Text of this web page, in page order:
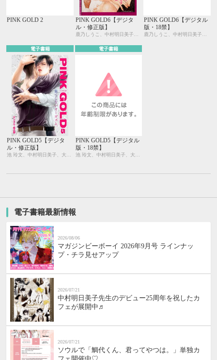
PINK GOLD 2
PINK GOLD6【デジタ
ル・修正版】
鹿乃しうこ、中村明日美子、こだか和麻、みなみ遥、せら、座裏屋蘭丸、さかもと麻乃、灰崎めじろ、柊みずか、卯陀喜ぴんぽん、相葉キョウコ、藤生
PINK GOLD6【デジタル
版・18禁】
鹿乃しうこ、中村明日美子、こだか和麻、みなみ遥、せら、座裏屋蘭丸、さかもと麻乃、灰崎めじろ、柊みずか、卯陀喜ぴんぽん、相葉キョウコ、藤生
電子書籍
PINK GOLD5【デジタ
ル・修正版】
電子書籍
PINK GOLD5【デジタル
版・18禁】
電子書籍最新情報
2026/08/06
マガジンビーボーイ 2026年9月号 ラインナッ
プ・チラ見せアップ
2026/07/21
中村明日美子先生のデビュー25周年を祝したカ
フェが展開中♬
2026/07/21
ソウルで「鯛代くん、君ってやつは。」単独カ